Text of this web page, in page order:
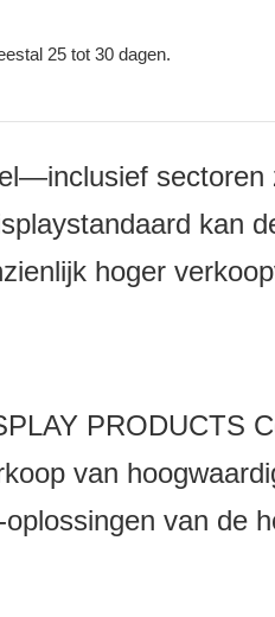
25 tot 30 dagen.
kan
hoger
PRODUCTS
van
van de